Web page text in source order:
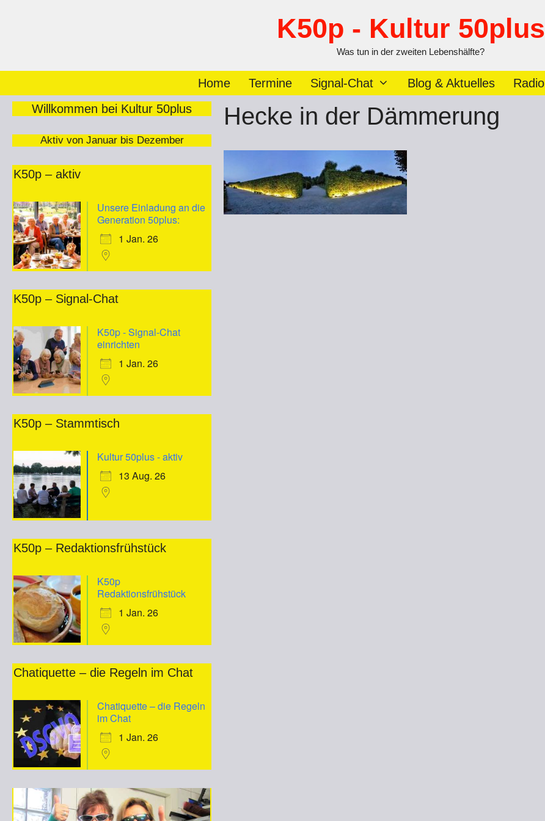
K50p - Kultur 50plus
Was tun in der zweiten Lebenshälfte?
Home Termine Signal-Chat Blog & Aktuelles Radio
Hecke in der Dämmerung
Willkommen bei Kultur 50plus
Aktiv von Januar bis Dezember
K50p – aktiv
Unsere Einladung an die
Generation 50plus:
1 Jan. 26
K50p – Signal-Chat
K50p - Signal-Chat
einrichten
1 Jan. 26
K50p – Stammtisch
Kultur 50plus - aktiv
13 Aug. 26
K50p – Redaktionsfrühstück
K50p
Redaktionsfrühstück
1 Jan. 26
Chatiquette – die Regeln im Chat
Chatiquette – die Regeln
im Chat
1 Jan. 26